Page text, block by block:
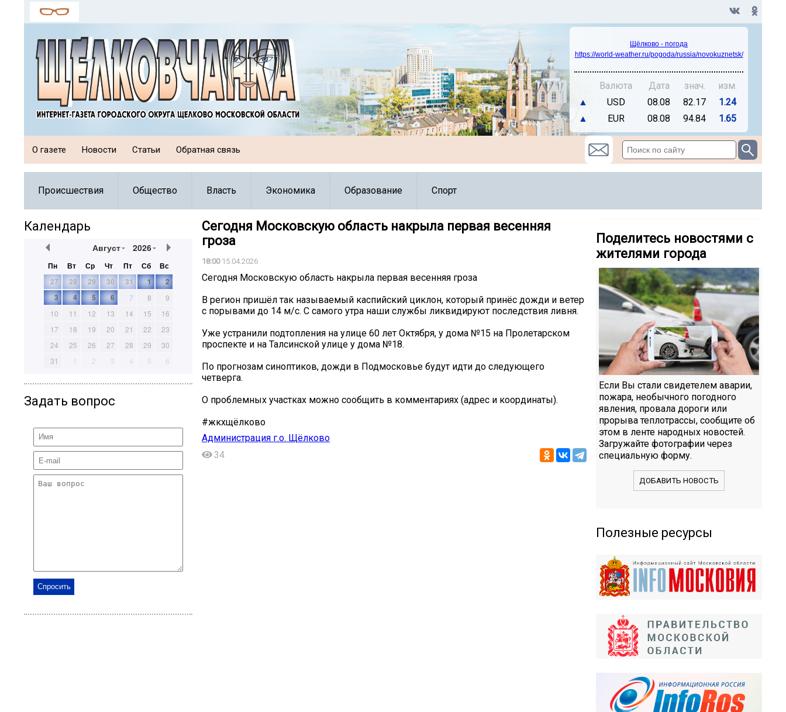
Щёлково - погода
https://world-weather.ru/pogoda/russia/novokuznetsk/
Валюта Дата знач.
изм.
▲
USD 08.08 82.17
1.24
▲
EUR 08.08 94.84 1.65
О газете Новости Статьи Обратная связь
Происшествия Общество Власть Экономика Образование Спорт
Календарь
Август 2026
Пн Вт Ср Чт Пт Сб
Вс
27
28 29 30 31 1
2
3
4 5 6 7 8
9
10
11 12 13 14 15
16
17
18 19 20 21 22
23
24
25 26 27 28 29
30
31
1 2 3 4 5 6
Задать вопрос
Сегодня Московскую область накрыла первая весенняя
гроза
18:0015.04.2026
Сегодня Московскую область накрыла первая весенняя гроза
В регион пришёл так называемый каспийский циклон, который принёс дожди и ветер
с порывами до 14 м/с. С самого утра наши службы ликвидируют последствия ливня.
Уже устранили подтопления на улице 60 лет Октября, у дома №15 на Пролетарском
проспекте и на Талсинской улице у дома №18.
По прогнозам синоптиков, дожди в Подмосковье будут идти до следующего
четверга.
О проблемных участках можно сообщить в комментариях (адрес и координаты).
#жкхщёлково
Администрация г.о. Щёлково
34
Поделитесь новостями с
жителями города
Если Вы стали свидетелем аварии,
пожара, необычного погодного
явления, провала дороги или
прорыва теплотрассы, сообщите об
этом в ленте народных новостей.
Загружайте фотографии через
специальную форму.
ДОБАВИТЬ НОВОСТЬ
Полезные ресурсы